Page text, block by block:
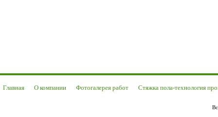
Главная О компании Фотогалерея работ Стяжка пола-технология